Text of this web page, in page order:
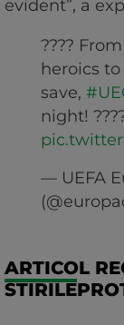
evident”, a
????
heroics
save,
night!
— UEFA
ARTICOL